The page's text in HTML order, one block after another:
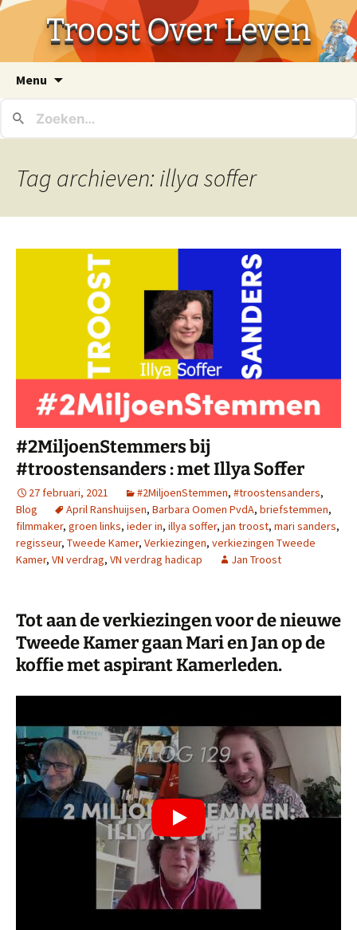
Troost Over Leven
Menu
inhoud
Tag archieven: illya soffer
#2MiljoenStemmers bij
#troostensanders : met Illya Soffer
27 februari, 2021 #2MiljoenStemmen, #troostensanders,
Blog
April Ranshuijsen, Barbara Oomen PvdA, briefstemmen,
filmmaker, groen links, ieder in, illya soffer, jan troost, mari sanders,
regisseur, Tweede Kamer, Verkiezingen, verkiezingen Tweede
Kamer, VN verdrag, VN verdrag hadicap Jan Troost
Tot aan de verkiezingen voor de nieuwe
Tweede Kamer gaan Mari en Jan op de
koffie met aspirant Kamerleden.